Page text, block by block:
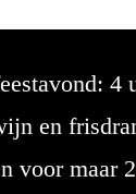
4
en
voor maar